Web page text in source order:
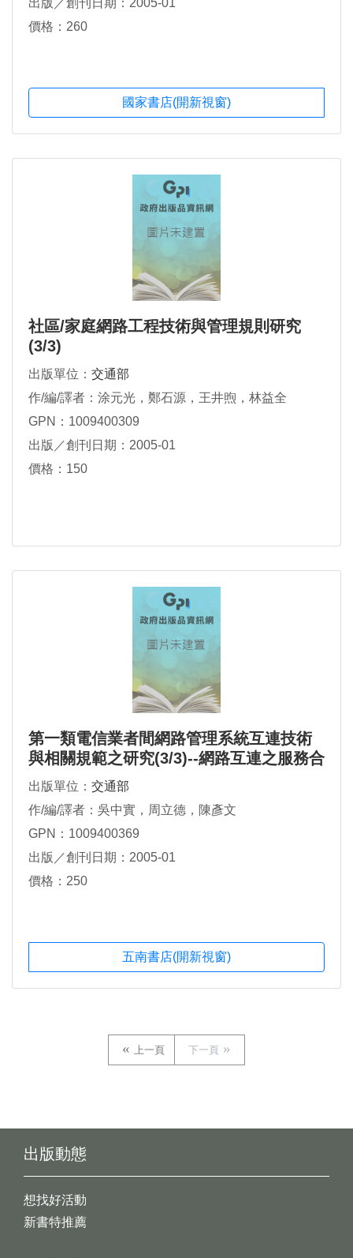
出版／創刊日期：2005-01
價格：260
國家書店(開新視窗)
社區/家庭網路工程技術與管理規則研究
(3/3)
出版單位： 交通部
作/編/譯者：涂元光，鄭石源，王井煦，林益全
GPN：1009400309
出版／創刊日期：2005-01
價格：150
第一類電信業者間網路管理系統互連技術
與相關規範之研究(3/3)--網路互連之服務合
約(SLA)技術研究
出版單位： 交通部
作/編/譯者：吳中實，周立德，陳彥文
GPN：1009400369
出版／創刊日期：2005-01
價格：250
五南書店(開新視窗)
上一頁 下一頁
出版動態
想找好活動
新書特推薦